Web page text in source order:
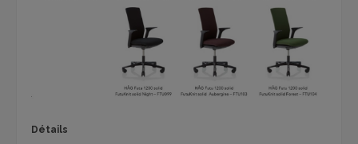
Détails